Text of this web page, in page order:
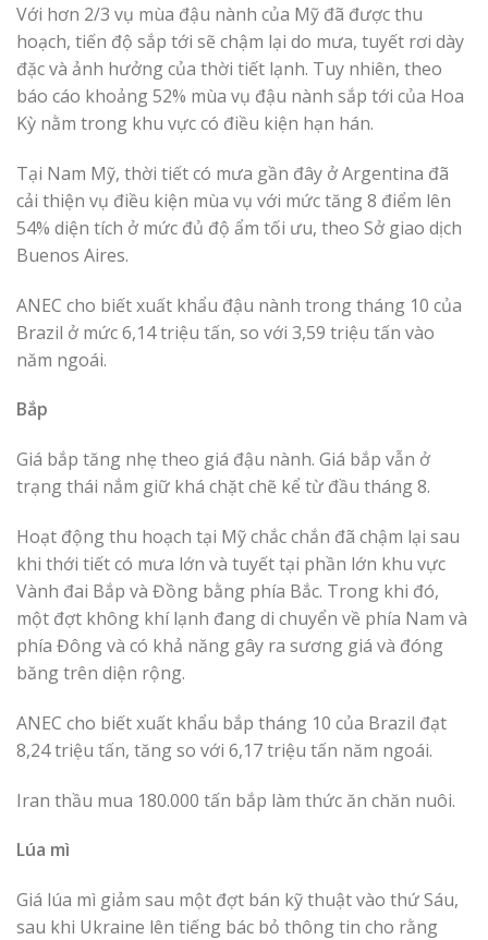
Với hơn 2/3 vụ mùa đậu nành của Mỹ đã được thu
hoạch, tiến độ sắp tới sẽ chậm lại do mưa, tuyết rơi dày
đặc và ảnh hưởng của thời tiết lạnh. Tuy nhiên, theo
báo cáo khoảng 52% mùa vụ đậu nành sắp tới của Hoa
Kỳ nằm trong khu vực có điều kiện hạn hán.
Tại Nam Mỹ, thời tiết có mưa gần đây ở Argentina đã
cải thiện vụ điều kiện mùa vụ với mức tăng 8 điểm lên
54% diện tích ở mức đủ độ ẩm tối ưu, theo Sở giao dịch
Buenos Aires.
ANEC cho biết xuất khẩu đậu nành trong tháng 10 của
Brazil ở mức 6,14 triệu tấn, so với 3,59 triệu tấn vào
năm ngoái.
Bắp
Giá bắp tăng nhẹ theo giá đậu nành. Giá bắp vẫn ở
trạng thái nắm giữ khá chặt chẽ kể từ đầu tháng 8.
Hoạt động thu hoạch tại Mỹ chắc chắn đã chậm lại sau
khi thới tiết có mưa lớn và tuyết tại phần lớn khu vực
Vành đai Bắp và Đồng bằng phía Bắc. Trong khi đó,
một đợt không khí lạnh đang di chuyển về phía Nam và
phía Đông và có khả năng gây ra sương giá và đóng
băng trên diện rộng.
ANEC cho biết xuất khẩu bắp tháng 10 của Brazil đạt
8,24 triệu tấn, tăng so với 6,17 triệu tấn năm ngoái.
Iran thầu mua 180.000 tấn bắp làm thức ăn chăn nuôi.
Lúa mì
Giá lúa mì giảm sau một đợt bán kỹ thuật vào thứ Sáu,
sau khi Ukraine lên tiếng bác bỏ thông tin cho rằng